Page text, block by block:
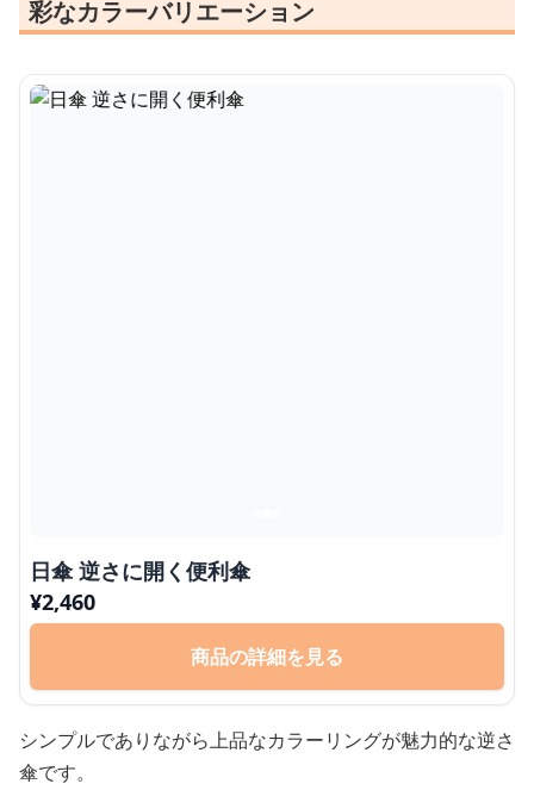
彩なカラーバリエーション
日傘 逆さに開く便利傘
¥2,460
商品の詳細を見る
シンプルでありながら上品なカラーリングが魅力的な逆さ
傘です。